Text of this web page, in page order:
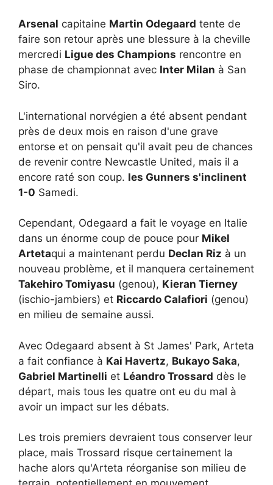
Arsenal capitaine Martin Odegaard tente de
faire son retour après une blessure à la cheville
mercredi Ligue des Champions rencontre en
phase de championnat avec Inter Milan à San
Siro.
L'international norvégien a été absent pendant
près de deux mois en raison d'une grave
entorse et on pensait qu'il avait peu de chances
de revenir contre Newcastle United, mais il a
encore raté son coup. les Gunners s'inclinent
1-0 Samedi.
Cependant, Odegaard a fait le voyage en Italie
dans un énorme coup de pouce pour Mikel
Artetaqui a maintenant perdu Declan Riz à un
nouveau problème, et il manquera certainement
Takehiro Tomiyasu (genou), Kieran Tierney
(ischio-jambiers) et Riccardo Calafiori (genou)
en milieu de semaine aussi.
Avec Odegaard absent à St James' Park, Arteta
a fait confiance à Kai Havertz, Bukayo Saka,
Gabriel Martinelli et Léandro Trossard dès le
départ, mais tous les quatre ont eu du mal à
avoir un impact sur les débats.
Les trois premiers devraient tous conserver leur
place, mais Trossard risque certainement la
hache alors qu'Arteta réorganise son milieu de